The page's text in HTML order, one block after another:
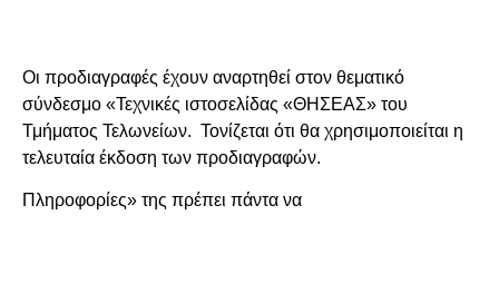
Οι προδιαγραφές έχουν αναρτηθεί στον θεματικό
σύνδεσμο «Τεχνικές ιστοσελίδας «ΘΗΣΕΑΣ» του
Τμήματος Τελωνείων. Τονίζεται ότι θα χρησιμοποιείται η
τελευταία έκδοση των προδιαγραφών.
Πληροφορίες» της πρέπει πάντα να